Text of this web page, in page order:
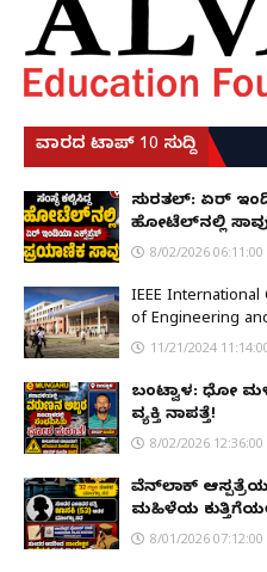
ವಾರದ ಟಾಪ್ 10 ಸುದ್ದಿ
ಸುರತ್ಕಲ್: ಏರ್
ಹೋಟೆಲ್‌ನಲ್ಲಿ
8/02/2026 06:11:00
IEEE
of Engineering
11/21/2024
ಬಂಟ್ವಾಳ: ಧೋ
ವ್ಯಕ್ತಿ ನಾಪತ್ತೆ!
8/02/2026 12:36:00
ವೆನ್‌ಲಾಕ್
ಮಹಿಳೆಯ
8/01/2026 07:12:00